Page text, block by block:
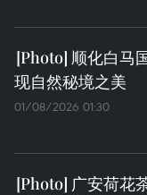
顺化白马
现自然秘境之美
01/08/2026 01:30
广安荷花